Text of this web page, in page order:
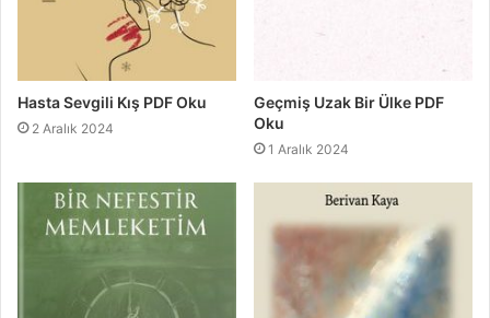
Hasta Sevgili Kış PDF Oku
2 Aralık 2024
Geçmiş Uzak Bir Ülke PDF
Oku
1 Aralık 2024